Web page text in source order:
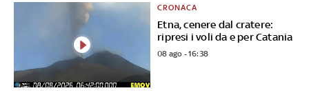
Etna, cenere dal cratere:
ripresi i voli da e per Catania
CRONACA
08 ago - 16:38